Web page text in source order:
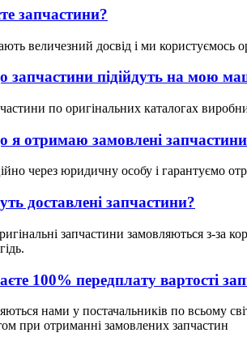
запчастини?
величезний досвід і ми користуємось
запчастини підійдуть на мою
по оригінальних каталогах
я отримаю замовлені
через юридичну особу і гарантуємо
доставлені запчастини?
запчастини замовляються з-
100% передплату вартості
нами у постачальників по всьому
при отриманні замовлених запчастин